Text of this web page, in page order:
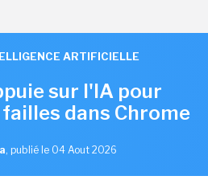
ARTIFICIELLE
sur l'IA pour
dans Chrome
, publié le 04 Aout 2026